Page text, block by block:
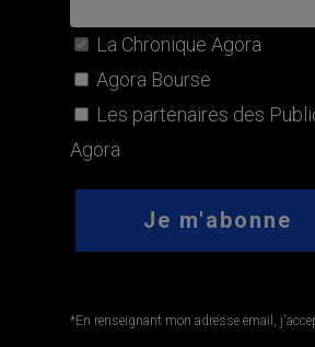
La Chronique Agora
Agora Bourse
Les partenaires des
Agora
*En renseignant mon adresse email,